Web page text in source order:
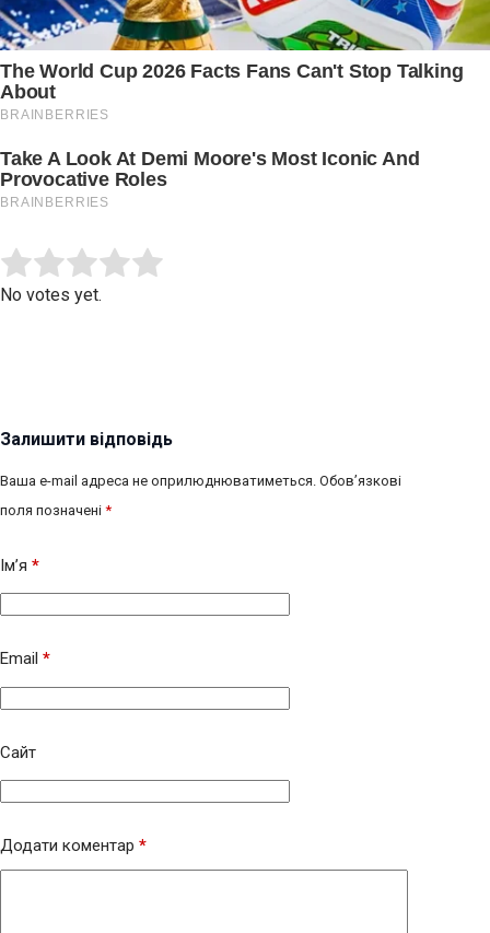
Rate this item:
No votes yet.
Залишити відповідь
Ваша e-mail адреса не оприлюднюватиметься. Обов’язкові
поля позначені *
Ім’я *
Email *
Сайт
Додати коментар *